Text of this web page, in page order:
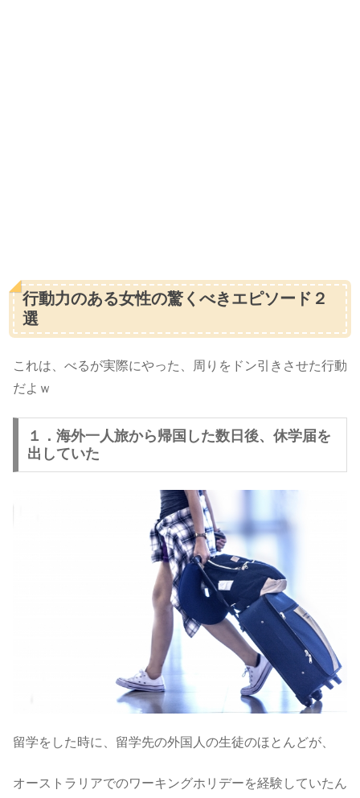
行動力のある女性の驚くべきエピソード２
選
これは、べるが実際にやった、周りをドン引きさせた行動
だよｗ
１．海外一人旅から帰国した数日後、休学届を
出していた
留学をした時に、留学先の外国人の生徒のほとんどが、
オーストラリアでのワーキングホリデーを経験していたん